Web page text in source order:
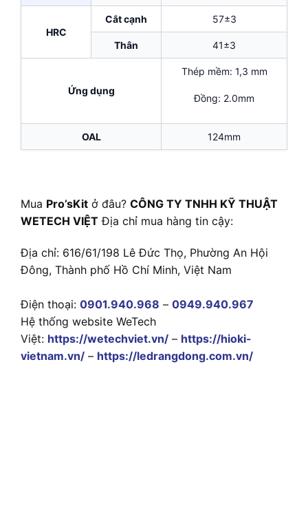
HRC
Cắt cạnh 57±3
Thân 41±3
Ứng dụng
Thép mềm: 1,3 mm
Đồng: 2.0mm
OAL 124mm
Mua Pro’sKit ở đâu? CÔNG TY TNHH KỸ THUẬT
WETECH VIỆT Địa chỉ mua hàng tin cậy:
Địa chỉ: 616/61/198 Lê Đức Thọ, Phường An Hội
Đông, Thành phố Hồ Chí Minh, Việt Nam
Điện thoại: 0901.940.968 – 0949.940.967
Hệ thống website WeTech
Việt: https://wetechviet.vn/ – https://hioki-
vietnam.vn/ – https://ledrangdong.com.vn/